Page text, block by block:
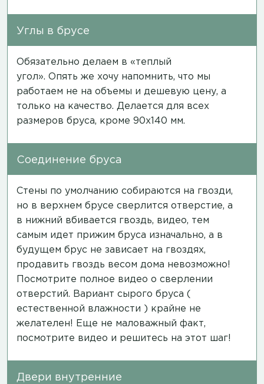
Углы в брусе
Обязательно делаем в «теплый
угол». Опять же хочу напомнить, что мы
работаем не на объемы и дешевую цену, а
только на качество. Делается для всех
размеров бруса, кроме 90х140 мм.
Соединение бруса
Стены по умолчанию собираются на гвозди,
но в верхнем брусе сверлится отверстие, а
в нижний вбивается гвоздь, видео, тем
самым идет прижим бруса изначально, а в
будущем брус не зависает на гвоздях,
продавить гвоздь весом дома невозможно!
Посмотрите полное видео о сверлении
отверстий. Вариант сырого бруса (
естественной влажности ) крайне не
желателен! Еще не маловажный факт,
посмотрите видео и решитесь на этот шаг!
Двери внутренние